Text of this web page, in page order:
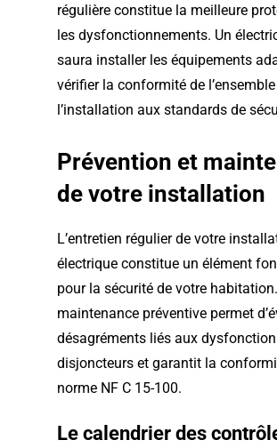
régulière constitue la meilleure
les dysfonctionnements. Un
saura installer les équipements
vérifier la conformité de
l’installation aux standards de
Prévention et
de votre installation
L’entretien régulier de votre
électrique constitue un élément
pour la sécurité de votre
maintenance préventive permet
désagréments liés aux
disjoncteurs et garantit la
norme NF C 15-100.
Le calendrier des